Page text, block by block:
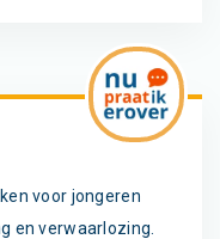
voor jongeren
en verwaarlozing.